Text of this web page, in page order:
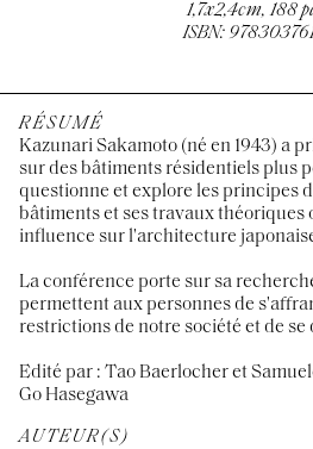
1,7x2,4cm, 188
ISBN:
RÉSUMÉ
Kazunari Sakamoto (né en 1943) a
sur des bâtiments résidentiels plus
questionne et explore les principes
bâtiments et ses travaux théoriques
influence sur l'architecture
La conférence porte sur sa
permettent aux personnes de
restrictions de notre société et de
Edité par : Tao Baerlocher et
Go Hasegawa
AUTEUR(S)